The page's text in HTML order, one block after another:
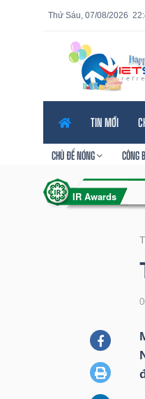
Thứ Sáu, 07/08/2026
TIN MỚI
CHỦ ĐỀ NÓNG CÔNG
Tính năng
năng
VIETSTOCK